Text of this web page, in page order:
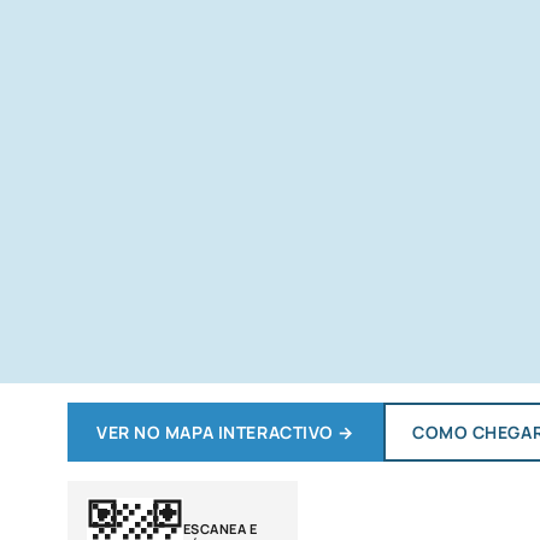
VER NO MAPA INTERACTIVO → COMO
ESCANEA E